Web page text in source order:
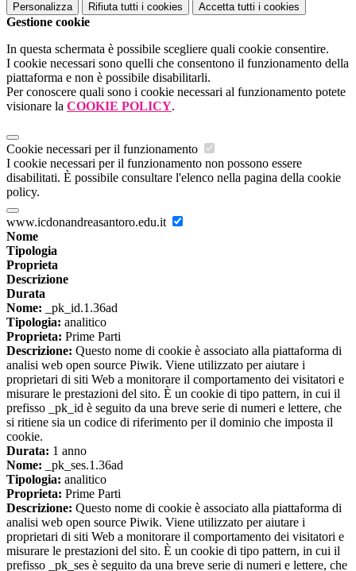
Personalizza Rifiuta tutti i cookies Accetta tutti i cookies
Gestione cookie
In questa schermata è possibile scegliere quali cookie consentire.
I cookie necessari sono quelli che consentono il funzionamento della
piattaforma e non è possibile disabilitarli.
Per conoscere quali sono i cookie necessari al funzionamento potete
visionare la COOKIE POLICY.
Cookie necessari per il funzionamento
I cookie necessari per il funzionamento non possono essere
disabilitati. È possibile consultare l'elenco nella pagina della cookie
policy.
www.icdonandreasantoro.edu.it
Nome
Tipologia
Proprieta
Descrizione
Durata
Nome: _pk_id.1.36ad
Tipologia: analitico
Proprieta: Prime Parti
Descrizione: Questo nome di cookie è associato alla piattaforma di
analisi web open source Piwik. Viene utilizzato per aiutare i
proprietari di siti Web a monitorare il comportamento dei visitatori e
misurare le prestazioni del sito. È un cookie di tipo pattern, in cui il
prefisso _pk_id è seguito da una breve serie di numeri e lettere, che
si ritiene sia un codice di riferimento per il dominio che imposta il
cookie.
Durata: 1 anno
Nome: _pk_ses.1.36ad
Tipologia: analitico
Proprieta: Prime Parti
Descrizione: Questo nome di cookie è associato alla piattaforma di
analisi web open source Piwik. Viene utilizzato per aiutare i
proprietari di siti Web a monitorare il comportamento dei visitatori e
misurare le prestazioni del sito. È un cookie di tipo pattern, in cui il
prefisso _pk_ses è seguito da una breve serie di numeri e lettere, che